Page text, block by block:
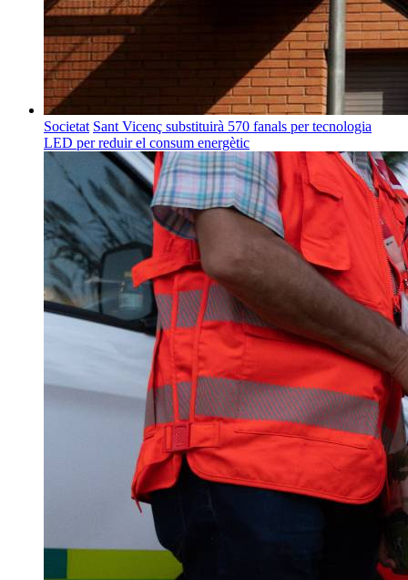
Societat Sant Vicenç substituirà 570 fanals per tecnologia
LED per reduir el consum energètic